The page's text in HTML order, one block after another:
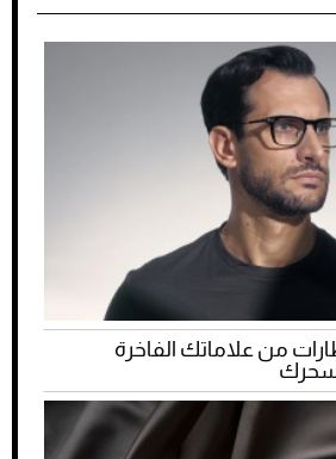
لا تُقاوم: 5 نظارات من علاماتك الفاخرة
سحرك